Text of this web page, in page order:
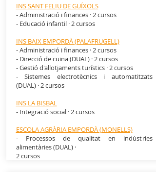
INS SANT FELIU DE GUÍXOLS
- Administració i finances · 2 cursos
- Educació infantil · 2 cursos
INS BAIX EMPORDÀ (PALAFRUGELL)
- Administració i finances · 2 cursos
- Direcció de cuina (DUAL) · 2 cursos
- Gestió d'allotjaments turístics · 2 cursos
- Sistemes electrotècnics i automatitzats
(DUAL) · 2 cursos
INS LA BISBAL
- Integració social · 2 cursos
ESCOLA AGRÀRIA EMPORDÀ (MONELLS)
- Processos de qualitat en indústries
alimentàries (DUAL) ·
2 cursos